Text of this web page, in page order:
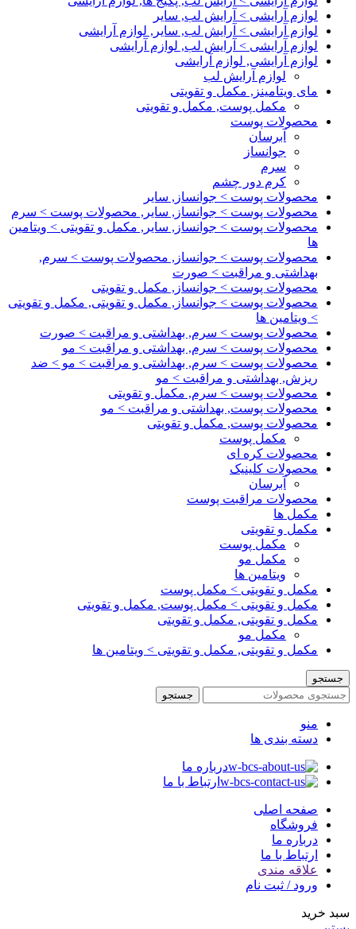
لوازم آرایشی > آرایش لب, سایر
لوازم آرایشی > آرایش لب, سایر, لوازم آرایشی
لوازم آرایشی > آرایش لب, لوازم آرایشی
لوازم آرایشی, لوازم آرایشی
لوازم آرایش لب
مای ویتامینز, مکمل و تقویتی
مکمل پوست, مکمل و تقویتی
محصولات پوست
آبرسان
جوانساز
سرم
کرم دور چشم
محصولات پوست > جوانساز, سایر
محصولات پوست > جوانساز, سایر, محصولات پوست > سرم
محصولات پوست > جوانساز, سایر, مکمل و تقویتی > ویتامین
ها
محصولات پوست > جوانساز, محصولات پوست > سرم,
بهداشتی و مراقبت > صورت
محصولات پوست > جوانساز, مکمل و تقویتی
محصولات پوست > جوانساز, مکمل و تقویتی, مکمل و تقویتی
> ویتامین ها
محصولات پوست > سرم, بهداشتی و مراقبت > صورت
محصولات پوست > سرم, بهداشتی و مراقبت > مو
محصولات پوست > سرم, بهداشتی و مراقبت > مو > ضد
ریزش, بهداشتی و مراقبت > مو
محصولات پوست > سرم, مکمل و تقویتی
محصولات پوست, بهداشتی و مراقبت > مو
محصولات پوست, مکمل و تقویتی
مکمل پوست
محصولات کره ای
محصولات کلینیک
آبرسان
محصولات مراقبت پوست
مکمل ها
مکمل و تقویتی
مکمل پوست
مکمل مو
ویتامین ها
مکمل و تقویتی > مکمل پوست
مکمل و تقویتی > مکمل پوست, مکمل و تقویتی
مکمل و تقویتی, مکمل و تقویتی
مکمل مو
مکمل و تقویتی, مکمل و تقویتی > ویتامین ها
جستجو
جستجو
منو
دسته بندی ها
درباره ما
ارتباط با ما
صفحه اصلی
فروشگاه
درباره ما
ارتباط با ما
علاقه مندی
ورود / ثبت نام
سبد خرید